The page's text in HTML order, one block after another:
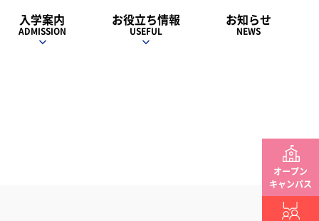
入学案内
ADMISSION
お役立ち情報
USEFUL
お知らせ
NEWS
オープン
キャンパス